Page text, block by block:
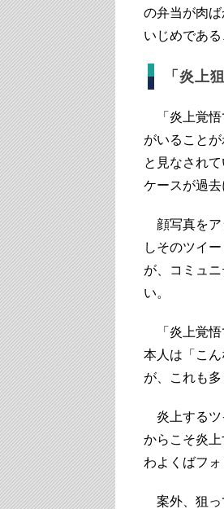
の弁当が肉
いじめであ
「炎上
「炎上覚悟
がいること
と見なされ
ケースが過去
顔写真をア
しそのツイ
が、コミュ
い。
「炎上覚悟
本人は「こ
が、これも多
炎上するツ
からこそ炎
わよくばフ
案外、狙っ